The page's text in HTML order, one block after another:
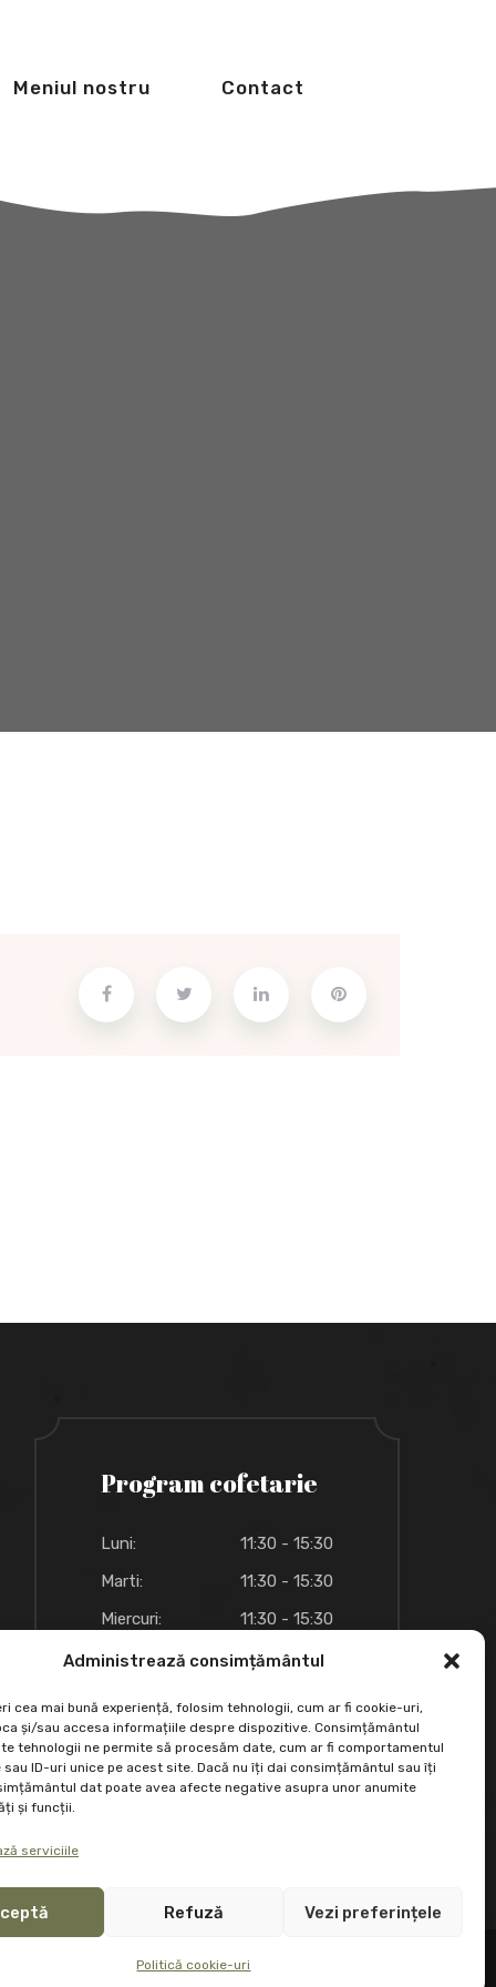
Administrează consimțământul
cea mai bună experiență, folosim tehnologii, cum ar fi cookie-uri,
și/sau accesa informațiile despre dispozitive. Consimțământul
tehnologii ne permite să procesăm date, cum ar fi comportamentul
ID-uri unice pe acest site. Dacă nu îți dai consimțământul sau îți
dat poate avea afecte negative asupra unor anumite
și funcții.
serviciile
Refuză Vezi preferințele
Politică cookie-uri
Meniul nostru Contact
Program cofetarie
Luni:
11:30 - 15:30
Marti:
11:30 - 15:30
Miercuri:
11:30 - 15:30
Joi:
11:30 - 15:30
Sambata:
09:00 - 18:00
Duminica:
09:00 - 18:00
Politică cookie-uri (UE)